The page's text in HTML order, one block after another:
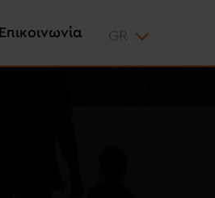
Επικοινωνία